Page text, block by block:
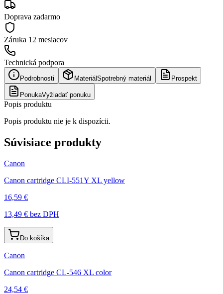
Doprava zadarmo
Záruka 12 mesiacov
Technická podpora
Podrobnosti Materiál Spotrebný materiál Prospekt
PonukaVyžiadať ponuku
Popis produktu
Popis produktu nie je k dispozícii.
Súvisiace produkty
Canon
Canon cartridge CLI-551Y XL yellow
16,59 €
13,49 € bez DPH
Do košíka
Canon
Canon cartridge CL-546 XL color
24,54 €